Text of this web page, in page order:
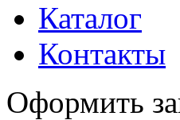
Каталог
Контакты
Оформить